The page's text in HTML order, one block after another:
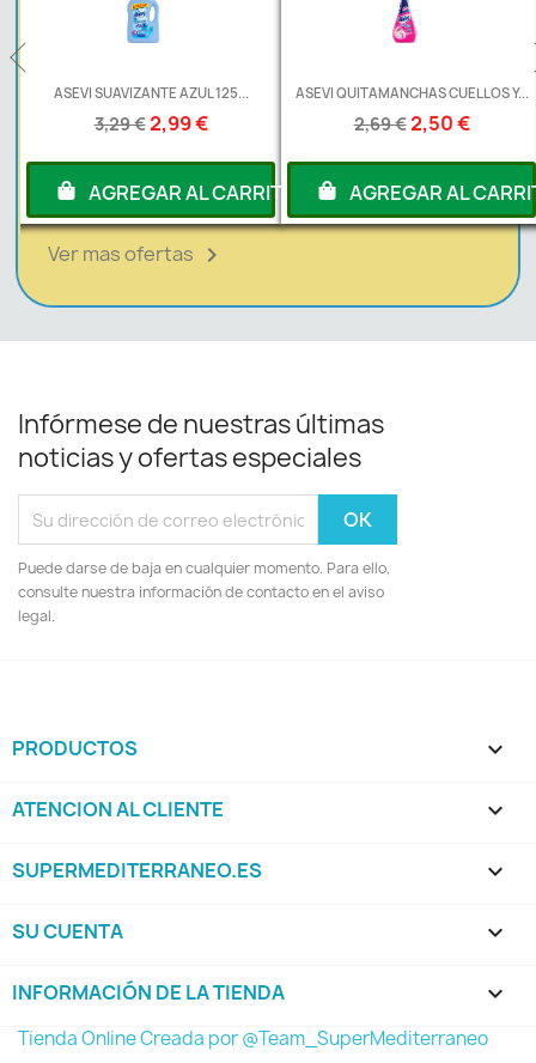
ASEVI SUAVIZANTE AZUL 125...
3,29 €2,99 €
AGREGAR AL CARRITO
ASEVI QUITAMANCHAS CUELLOS Y...
2,69 €2,50 €
AGREGAR AL
Ver mas ofertas 
Infórmese de nuestras últimas
noticias y ofertas especiales
Puede darse de baja en cualquier momento. Para ello,
consulte nuestra información de contacto en el aviso
legal.
PRODUCTOS 
ATENCION AL CLIENTE 
SUPERMEDITERRANEO.ES 
SU CUENTA 
INFORMACIÓN DE LA TIENDA keyboard_arrow_down
Tienda Online Creada por @Team_SuperMediterraneo